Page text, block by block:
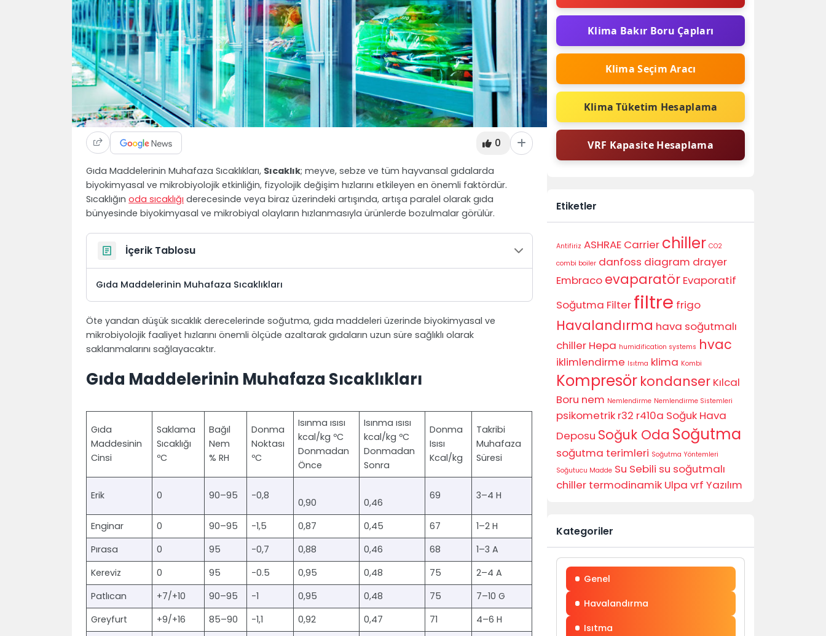
0
Gıda Maddelerinin Muhafaza Sıcaklıkları, Sıcaklık; meyve, sebze ve tüm hayvansal gıdalarda
biyokimyasal ve mikrobiyolojik etkinliğin, fizyolojik değişim hızlarını etkileyen en önemli faktördür.
Sıcaklığınoda sıcaklığı derecesinde veya biraz üzerindeki artışında, artışa paralel olarak gıda
bünyesinde biyokimyasal ve mikrobiyal olayların hızlanmasıyla ürünlerde bozulmalar görülür.
İçerik Tablosu
Gıda Maddelerinin Muhafaza Sıcaklıkları
Öte yandan düşük sıcaklık derecelerinde soğutma, gıda maddeleri üzerinde biyokimyasal ve
mikrobiyolojik faaliyet hızlarını önemli ölçüde azaltarak gıdaların uzun süre sağlıklı olarak
saklanmalarını sağlayacaktır.
Gıda Maddelerinin Muhafaza Sıcaklıkları
Gıda
Maddesinin
Cinsi
Saklama
Sıcaklığı
ºC
Bağıl
Nem
% RH
Donma
Noktası
ºC
Isınma ısısı
kcal/kg ºC
Donmadan
Önce
Isınma ısısı
kcal/kg ºC
Donmadan
Sonra
Donma
Isısı
Kcal/kg
Takribi
Muhafaza
Süresi
Erik 0 90–95 -0,8
0,90 0,46
69 3–4 H
Enginar 0 90–95 -1,5 0,87 0,45 67
1–2 H
Pırasa
0 95 -0,7 0,88 0,46 68
1–3 A
Kereviz
0 95 -0.5 0,95 0,48 75
2–4 A
Patlıcan
+7/+10 90–95 -1 0,95 0,48 75
7–10 G
Greyfurt
+9/+16 85–90 -1,1 0,92 0,47 71
4–6 H
Klima Bakır Boru Çapları
Klima Seçim Aracı
Klima Tüketim Hesaplama
VRF Kapasite Hesaplama
Etiketler
Antifiriz ASHRAE Carrier chiller CO2
combi boiler danfoss diagram drayer
Embraco evaparatör Evaporatif
Soğutma Filter filtre frigo
Havalandırma hava soğutmalı
chiller Hepa humidification systems hvac
iklimlendirme Isıtma klima Kombi
Kompresör kondanser Kılcal
Boru nem Nemlendirme Nemlendirme Sistemleri
psikometrik r32 r410a Soğuk Hava
Deposu Soğuk Oda Soğutma
soğutma terimleri Soğutma Yöntemleri
Soğutucu Madde Su Sebili su soğutmalı
chiller termodinamik Ulpa vrf Yazılım
Kategoriler
Genel
Havalandırma
Isıtma